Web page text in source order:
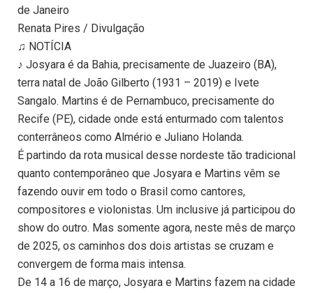
de Janeiro
Renata Pires / Divulgação
♫ NOTÍCIA
♪ Josyara é da Bahia, precisamente de Juazeiro (BA),
terra natal de João Gilberto (1931 – 2019) e Ivete
Sangalo. Martins é de Pernambuco, precisamente do
Recife (PE), cidade onde está enturmado com talentos
conterrâneos como Almério e Juliano Holanda.
É partindo da rota musical desse nordeste tão tradicional
quanto contemporâneo que Josyara e Martins vêm se
fazendo ouvir em todo o Brasil como cantores,
compositores e violonistas. Um inclusive já participou do
show do outro. Mas somente agora, neste mês de março
de 2025, os caminhos dos dois artistas se cruzam e
convergem de forma mais intensa.
De 14 a 16 de março, Josyara e Martins fazem na cidade